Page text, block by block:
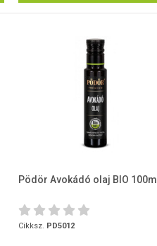
Pödör Avokádó olaj BIO 100ml
Cikksz. PD5012